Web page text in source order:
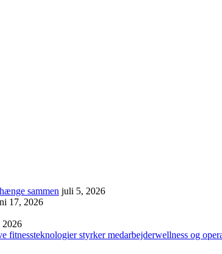
sammen juli 5, 2026
17, 2026
2026
styrker medarbejderwellness og